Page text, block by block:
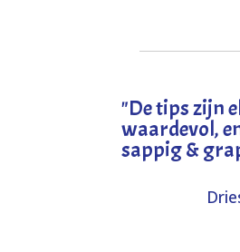
"De tips zijn
waardevol,
sappig &